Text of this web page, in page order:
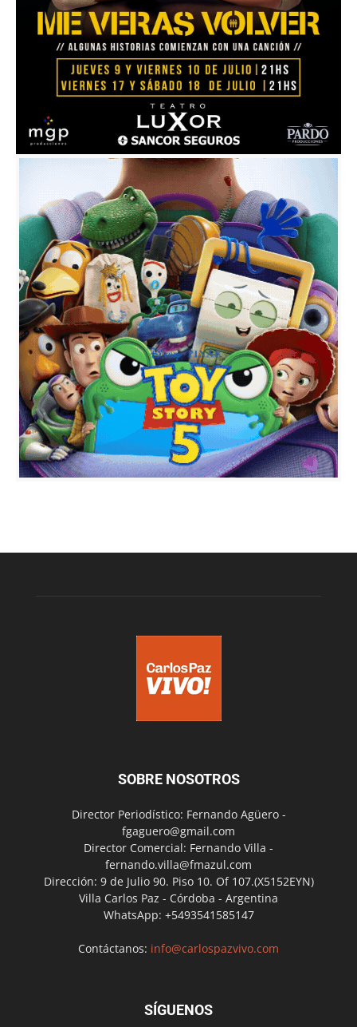
SOBRE NOSOTROS
Director Periodístico: Fernando Agüero -
fgaguero@gmail.com
Director Comercial: Fernando Villa -
fernando.villa@fmazul.com
Dirección: 9 de Julio 90. Piso 10. Of 107.(X5152EYN)
Villa Carlos Paz - Córdoba - Argentina
WhatsApp: +5493541585147
Contáctanos: info@carlospazvivo.com
SÍGUENOS